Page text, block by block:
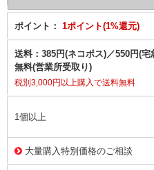
ポイント： 1ポイント(1%還元)
送料： 385円(ネコポス)／550円(宅
無料(営業所受取り)
税別3,000円以上購入で送料無料
1個以上
大量購入特別価格のご相談